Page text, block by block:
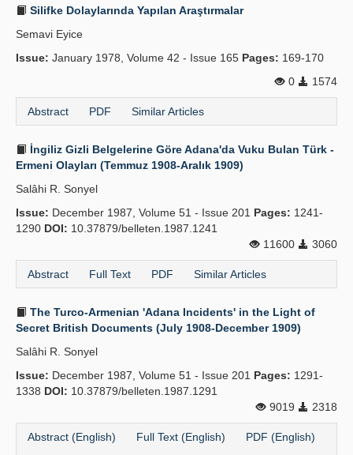
Silifke Dolaylarında Yapılan Araştırmalar
Semavi Eyice
Issue: January 1978, Volume 42 - Issue 165 Pages: 169-170
0
1574
Abstract PDF Similar Articles
İngiliz Gizli Belgelerine Göre Adana'da Vuku Bulan Türk -
Ermeni Olayları (Temmuz 1908-Aralık 1909)
Salâhi R. Sonyel
Issue: December 1987, Volume 51 - Issue 201 Pages: 1241-
1290 DOI: 10.37879/belleten.1987.1241
11600
3060
Abstract Full Text PDF Similar Articles
The Turco-Armenian 'Adana Incidents' in the Light of
Secret British Documents (July 1908-December 1909)
Salâhi R. Sonyel
Issue: December 1987, Volume 51 - Issue 201 Pages: 1291-
1338 DOI: 10.37879/belleten.1987.1291
9019
2318
Abstract (English) Full Text (English) PDF (English)